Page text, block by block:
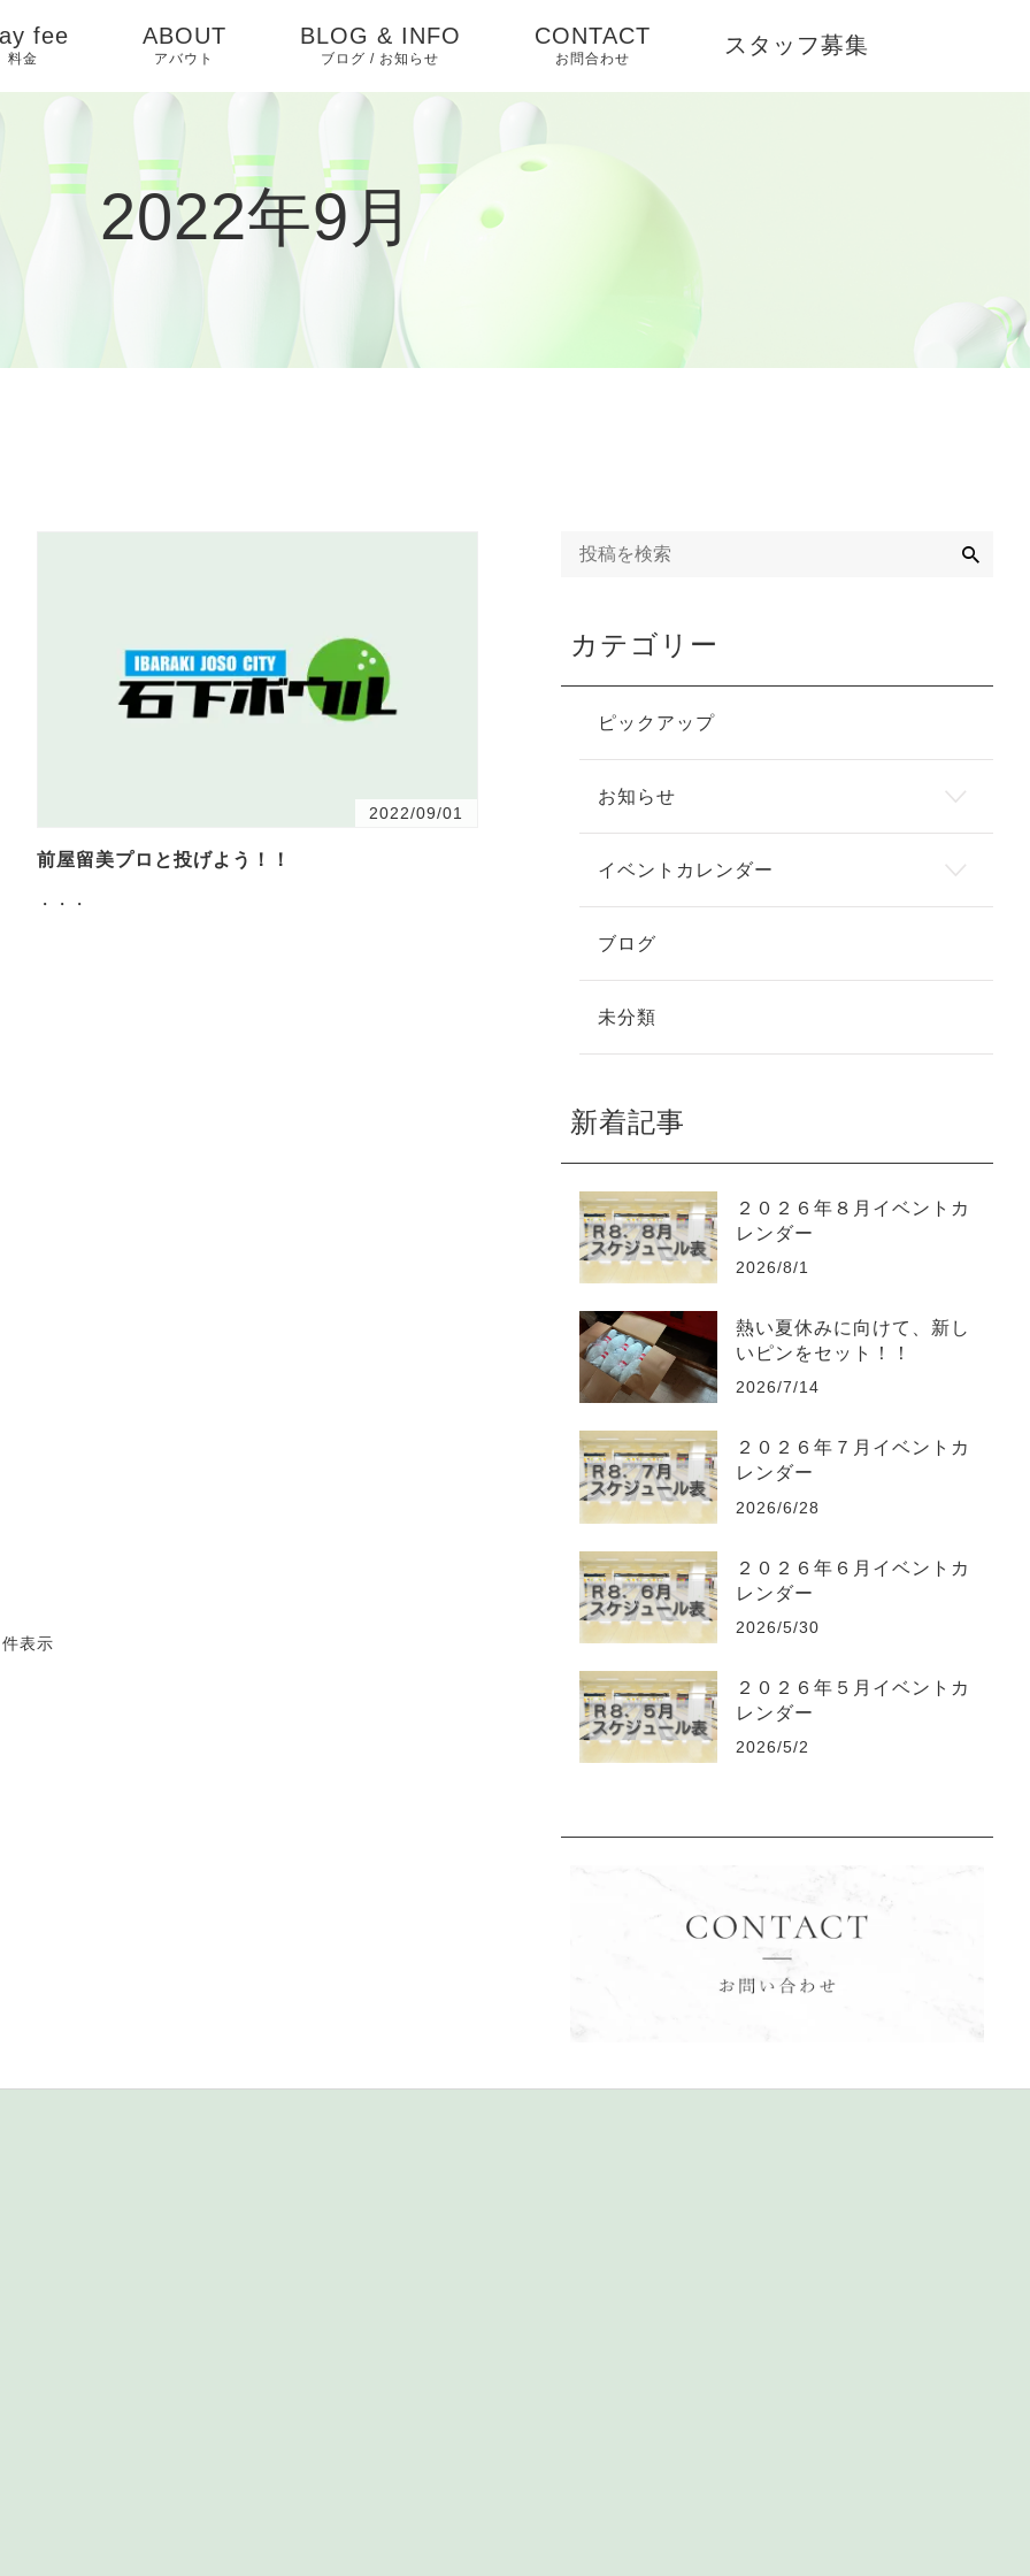
fee
料金
ABOUT
アバウト
BLOG & INFO
ブログ / お知らせ
お知らせ
ピックアップ
イベントカレンダー
CONTACT
お問合わせ
スタッフ募集
2022年9月
2022/09/01
前屋留美プロと投げよう！！
・・・
表示
カテゴリー
ピックアップ
お知らせ
イベントカレンダー
ブログ
未分類
新着記事
２０２６年８月イベントカ
レンダー
2026/8/1
熱い夏休みに向けて、新し
いピンをセット！！
2026/7/14
２０２６年７月イベントカ
レンダー
2026/6/28
２０２６年６月イベントカ
レンダー
2026/5/30
２０２６年５月イベントカ
レンダー
2026/5/2